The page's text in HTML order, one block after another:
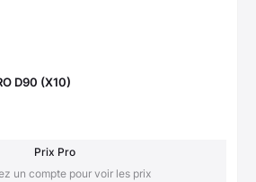
D90 (X10)
Prix Pro
un compte pour voir les prix